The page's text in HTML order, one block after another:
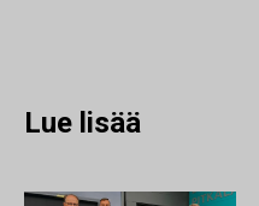
Lue lisää